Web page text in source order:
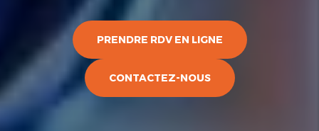
PRENDRE RDV EN LIGNE
CONTACTEZ-NOUS